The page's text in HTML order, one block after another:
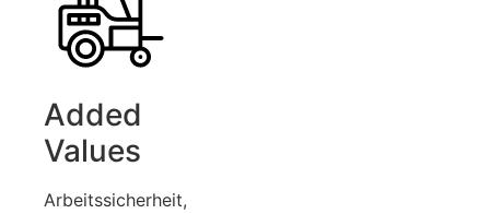
Added
Values
Arbeitssicherheit,